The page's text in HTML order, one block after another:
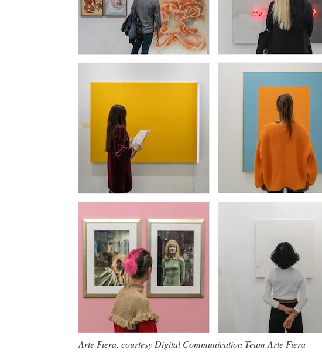
Arte Fiera, courtesy Digital Communication Team Arte Fiera